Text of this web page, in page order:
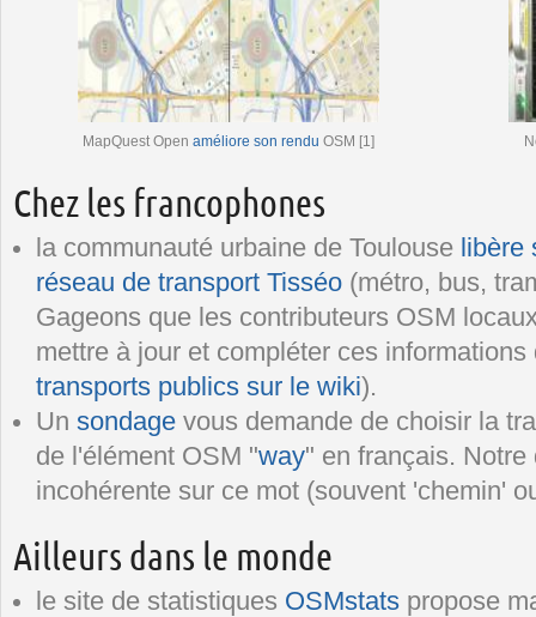
MapQuest Open améliore son rendu OSM [1]
Chez les francophones
la communauté urbaine de Toulouse libère
réseau de transport Tisséo (métro, bus,
Gageons que les contributeurs OSM
mettre à jour et compléter ces
transports publics sur le wiki).
Unsondage vous demande de choisir la
de l'élément OSM "way" en français.
incohérente sur ce mot (souvent 'chemin'
Ailleurs dans le monde
le site de statistiques OSMstats propose